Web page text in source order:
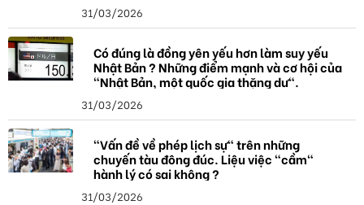
31/03/2026
Có đúng là đồng yên yếu hơn làm suy yếu
Nhật Bản ? Những điểm mạnh và cơ hội của
"Nhật Bản, một quốc gia thặng dư".
31/03/2026
"Vấn đề về phép lịch sự" trên những
chuyến tàu đông đúc. Liệu việc "cầm"
hành lý có sai không ?
31/03/2026